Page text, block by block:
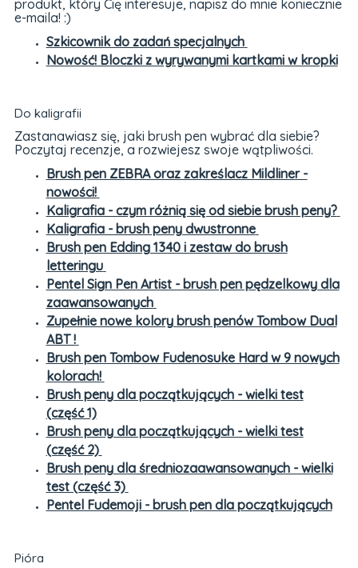
produkt, który Cię interesuje, napisz do mnie koniecznie
e-maila! :)
Szkicownik do zadań specjalnych
Nowość! Bloczki z wyrywanymi kartkami w kropki
Do kaligrafii
Zastanawiasz się, jaki brush pen wybrać dla siebie?
Poczytaj recenzje, a rozwiejesz swoje wątpliwości.
Brush pen ZEBRA oraz zakreślacz Mildliner -
nowości!
Kaligrafia - czym różnią się od siebie brush peny?
Kaligrafia - brush peny dwustronne
Brush pen Edding 1340 i zestaw do brush
letteringu
Pentel Sign Pen Artist - brush pen pędzelkowy dla
zaawansowanych
Zupełnie nowe kolory brush penów Tombow Dual
ABT !
Brush pen Tombow Fudenosuke Hard w 9 nowych
kolorach!
Brush peny dla początkujących - wielki test
(część 1)
Brush peny dla początkujących - wielki test
(część 2)
Brush peny dla średniozaawansowanych - wielki
test (część 3)
Pentel Fudemoji - brush pen dla początkujących
Pióra